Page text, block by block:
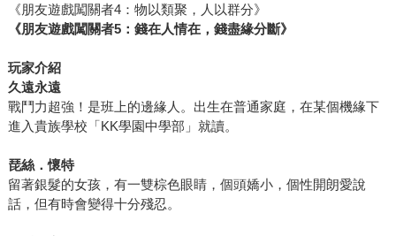
《朋友遊戲闖關者4：物以類聚，人以群分》
《朋友遊戲闖關者5：錢在人情在，錢盡緣分斷》
玩家介紹
久遠永遠
戰鬥力超強！是班上的邊緣人。出生在普通家庭，在某個機緣下
進入貴族學校「KK學園中學部」就讀。
琵絲．懷特
留著銀髮的女孩，有一雙棕色眼睛，個頭嬌小，個性開朗愛說
話，但有時會變得十分殘忍。